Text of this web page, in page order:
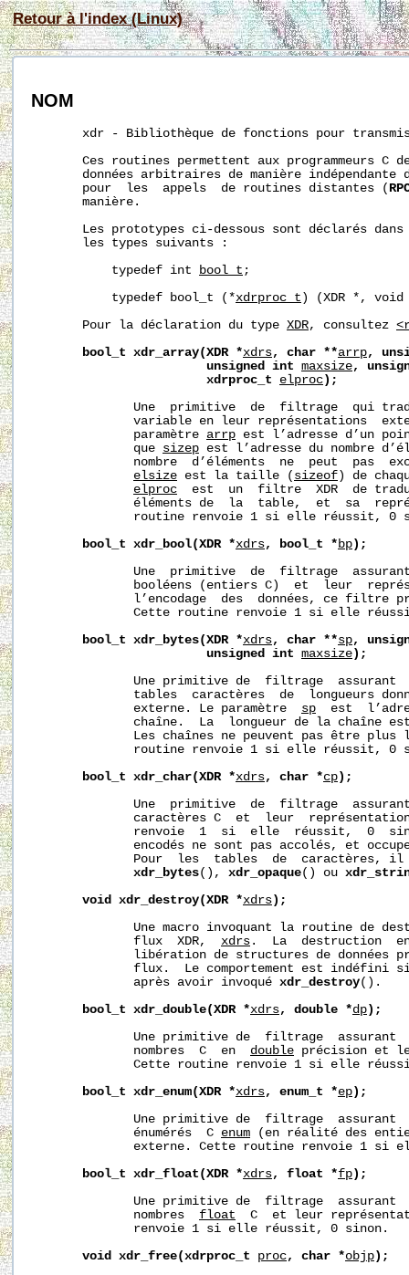
Retour à l'index (Linux)
NOM
xdr - Bibliothèque de fonctions pour
Ces routines permettent aux programmeurs C
données arbitraires de manière indépendante
       pour  les  appels  de routines distantes (
       manière.
Les prototypes ci-dessous sont déclarés
       les types suivants :
           typedef int
bool_t ;
           typedef bool_t (*
xdrproc_t ) (XDR *,
       Pour la déclaration du type
XDR, consultez
bool_t xdr_array(XDR *xdrs, char **arrp,
unsigned
int maxsize,
xdrproc_t
elproc );
Une  primitive  de  filtrage  qui
variable en leur représentations
              paramètre
arrp est l’adresse d’un
              que
sizep est l’adresse du nombre
nombre  d’éléments  ne  peut  pas
elsize est la taille ( sizeof ) de
elproc
est  un  filtre  XDR  de
éléments de  la  table,  et  sa
routine renvoie 1 si elle réussit, 0
bool_t xdr_bool(XDR *xdrs, bool_t * bp );
Une  primitive  de  filtrage
booléens (entiers C)  et  leur
l’encodage  des  données, ce filtre
Cette routine renvoie 1 si elle
bool_t xdr_bytes(XDR *xdrs, char **sp,
unsigned
int maxsize );
Une primitive de  filtrage  assurant
tables  caractères  de  longueurs
              externe. Le paramètre
sp
est
chaîne.  La  longueur de la chaîne
Les chaînes ne peuvent pas être plus
routine renvoie 1 si elle réussit, 0
bool_t xdr_char(XDR *xdrs, char *cp );
Une  primitive  de  filtrage
caractères C  et  leur
renvoie  1  si  elle  réussit,  0
encodés ne sont pas accolés, et
Pour  les  tables  de  caractères,
xdr_bytes(), xdr_opaque() ou
void
xdr_destroy(XDR *xdrs );
Une macro invoquant la routine de
              flux  XDR,
xdrs .  La  destruction
libération de structures de données
flux.  Le comportement est indéfini
              après avoir invoqué
xdr_destroy().
bool_t xdr_double(XDR *xdrs, double *dp );
Une primitive de  filtrage  assurant
              nombres  C  en
double précision et
Cette routine renvoie 1 si elle
bool_t xdr_enum(XDR *xdrs, enum_t *ep );
Une primitive de  filtrage  assurant
              énumérés  C
enum (en réalité des
externe. Cette routine renvoie 1 si
bool_t xdr_float(XDR *xdrs, float *fp );
Une primitive de  filtrage  assurant
              nombres
float
C  et leur
              renvoie 1 si elle réussit, 0 sinon.
void
xdr_free(xdrproc_t proc, char *objp );